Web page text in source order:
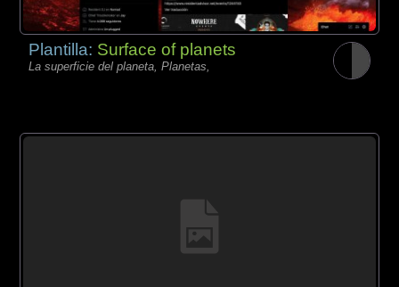
Plantilla: Surface of planets
La superficie del planeta, Planetas,